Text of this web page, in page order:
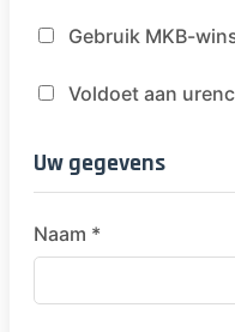
Gebruik MKB-
Voldoet aan
Uw gegevens
Naam *